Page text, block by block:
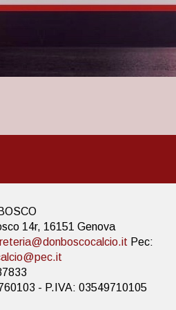
14r, 16151 Genova
Pec:
- P.IVA: 03549710105